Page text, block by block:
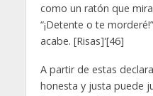
como un ratón que
“¡Detente o te
acabe. [Risas]'[46]
A partir de estas
honesta y justa puede